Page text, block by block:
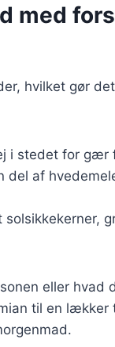
med
hvilket gør
i stedet for gær
del af
eller hvad
til en